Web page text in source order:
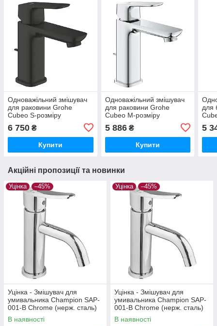
Одноважільний змішувач
для раковини Grohe
Cubeo S-розміру
6 750 ₴
Купити
Одноважільний змішувач
для раковини Grohe
Cubeo M-розміру
5 886₴
Купити
для
5
Акційні пропозиції та новинки
Уцінка –45%
Уцінка - Змішувач для
умивальника Champion SAP-
001-B Chrome (нерж. сталь)
(CH6157-20260716-10424)
В наявності
Уцінка –45%
Уцінка - Змішувач для
умивальника Champion SAP-
001-B Chrome (нерж. сталь)
(CH6157-20260715-10520)
В наявності